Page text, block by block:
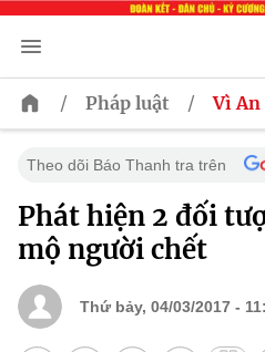
/ Pháp luật / Vì
Theo dõi Báo Thanh tra trên
Phát hiện 2 đối
mộ người chết
Thứ bảy, 04/03/2017 -